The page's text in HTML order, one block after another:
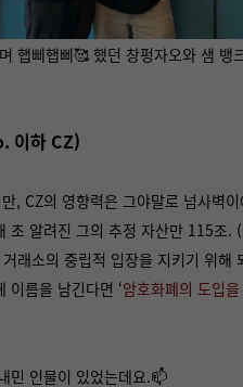
햅삐햅삐🥰 했던 창펑자오와 샘 뱅
이하 CZ)
, CZ의 영향력은 그야말로 넘사벽
초 알려진 그의 추정 자산만 115조.
래소의 중립적 입장을 지키기 위해
이름을 남긴다면 ‘암호화폐의 도입
민 인물이 있었는데요.📫